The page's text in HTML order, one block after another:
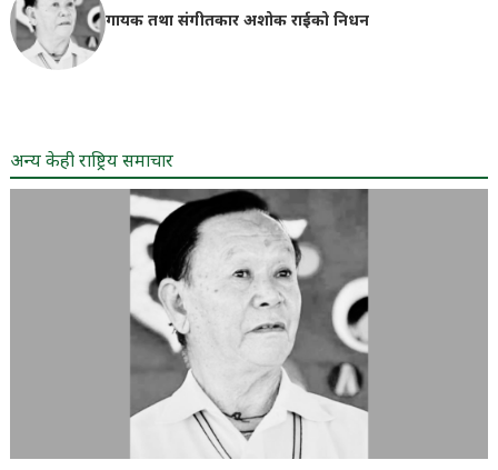
गायक तथा संगीतकार अशोक राईको निधन
अन्य केही राष्ट्रिय समाचार